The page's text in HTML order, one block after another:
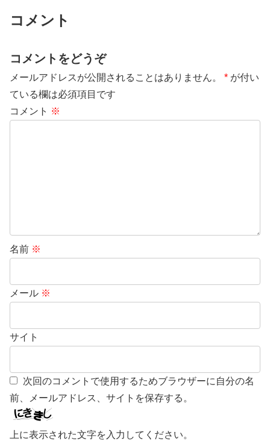
コメント
コメントをどうぞ
メールアドレスが公開されることはありません。 * が付い
ている欄は必須項目です
コメント ※
名前 ※
メール ※
サイト
次回のコメントで使用するためブラウザーに自分の名
前、メールアドレス、サイトを保存する。
上に表示された文字を入力してください。